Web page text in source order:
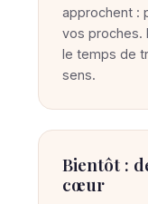
approchent :
vos proches.
le temps de
sens.
Bientôt :
cœur